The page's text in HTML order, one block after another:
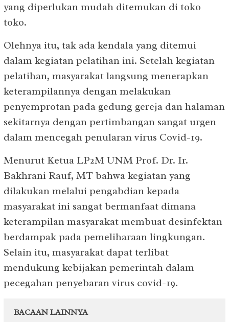
yang diperlukan mudah ditemukan di toko
toko.
Olehnya itu, tak ada kendala yang ditemui
dalam kegiatan pelatihan ini. Setelah kegiatan
pelatihan, masyarakat langsung menerapkan
keterampilannya dengan melakukan
penyemprotan pada gedung gereja dan halaman
sekitarnya dengan pertimbangan sangat urgen
dalam mencegah penularan virus Covid-19.
Menurut Ketua LP2M UNM Prof. Dr. Ir.
Bakhrani Rauf, MT bahwa kegiatan yang
dilakukan melalui pengabdian kepada
masyarakat ini sangat bermanfaat dimana
keterampilan masyarakat membuat desinfektan
berdampak pada pemeliharaan lingkungan.
Selain itu, masyarakat dapat terlibat
mendukung kebijakan pemerintah dalam
pecegahan penyebaran virus covid-19.
BACAAN LAINNYA